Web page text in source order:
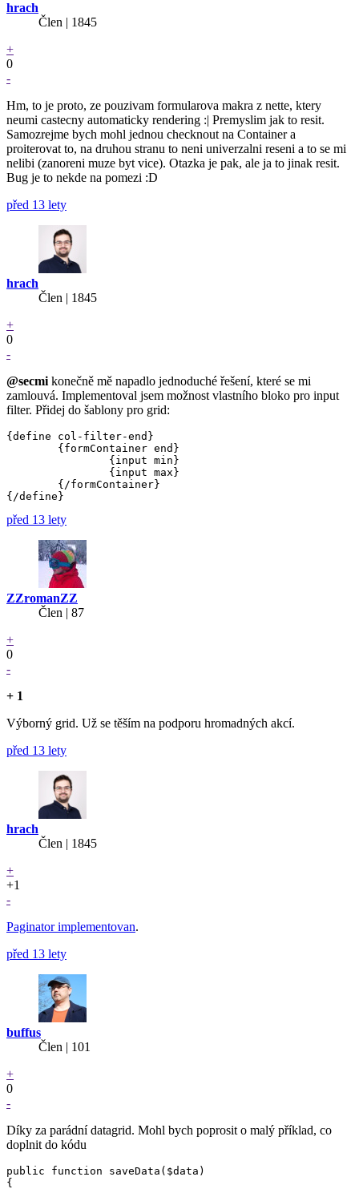
hrach
Člen | 1845
+
0
-
Hm, to je proto, ze pouzivam formularova makra z nette, ktery
neumi castecny automaticky rendering :| Premyslim jak to resit.
Samozrejme bych mohl jednou checknout na Container a
proiterovat to, na druhou stranu to neni univerzalni reseni a to se mi
nelibi (zanoreni muze byt vice). Otazka je pak, ale ja to jinak resit.
Bug je to nekde na pomezi :D
před 13 lety
hrach
Člen | 1845
+
0
-
@secmi konečně mě napadlo jednoduché řešení, které se mi
zamlouvá. Implementoval jsem možnost vlastního bloko pro input
filter. Přidej do šablony pro grid:
{define col-filter-end}
před 13 lety
ZZromanZZ
Člen | 87
+
0
-
+ 1
Výborný grid. Už se těším na podporu hromadných akcí.
před 13 lety
hrach
Člen | 1845
+
+1
-
Paginator implementovan.
před 13 lety
buffus
Člen | 101
+
0
-
Díky za parádní datagrid. Mohl bych poprosit o malý příklad, co
doplnit do kódu
public function saveData($data)
{